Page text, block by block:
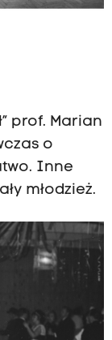
prof. Marian
o
Inne
młodzież.